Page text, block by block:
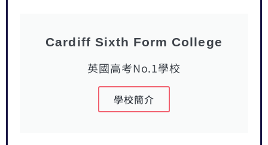
Cardiff Sixth Form College
英國高考No.1學校
學校簡介